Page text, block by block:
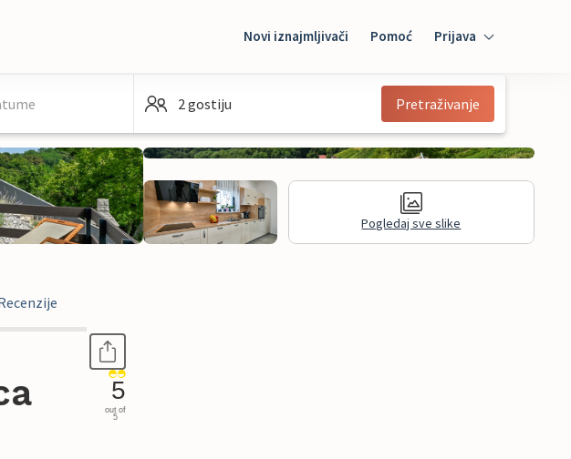
Novi iznajmljivači Pomoć Prijava
Mybooking
2 gostiju Pretraživanje
Pogledaj sve slike
5
out of
5